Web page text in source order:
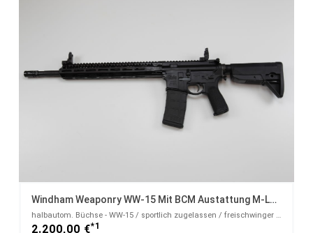
Windham Weaponry WW-15 Mit BCM Austattung M-LOK
halbautom. Büchse - WW-15 / sportlich zugelassen / freischwinger Handschutz / nur 2,9kg - .223Rem
2.200,00 €*1